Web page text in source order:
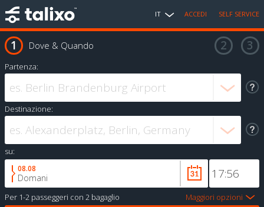
IT ACCEDI SELF SERVICE
Dove & Quando
Partenza:
Destinazione:
su:
08.08
Domani
Per 1-2 passeggeri con 2 bagaglio Maggiori opzioni